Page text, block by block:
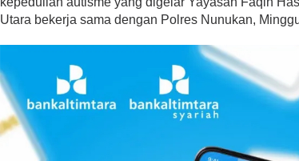
Utara bekerja sama dengan Polres Nunukan,
Strategi PPP Menangkan
Ganjar dan Gus Yasin
Di Politik | Februari 19, 2018